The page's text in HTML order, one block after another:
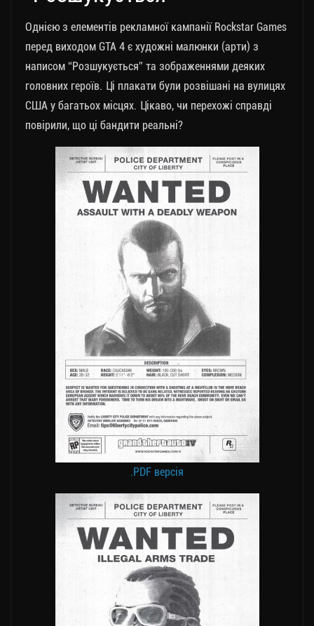
Однією з елементів рекламної кампанії Rockstar Games
перед виходом GTA 4 є художні малюнки (арти) з
написом “Розшукується” та зображеннями деяких
головних героїв. Ці плакати були розвішані на вулицях
США у багатьох місцях. Цікаво, чи перехожі справді
повірили, що ці бандити реальні?
.PDF версія